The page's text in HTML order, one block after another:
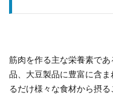
筋肉を作る主な栄養素で
品、大豆製品に豊富に含
るだけ様々な食材から摂る